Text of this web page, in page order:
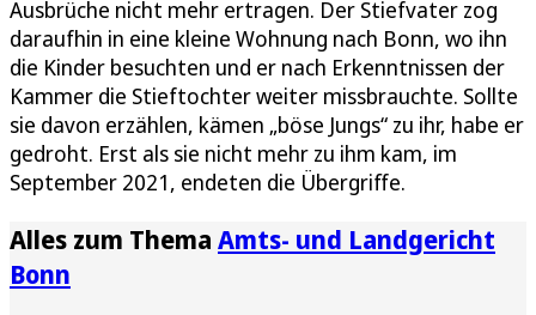
Ausbrüche nicht mehr ertragen. Der Stiefvater zog
daraufhin in eine kleine Wohnung nach Bonn, wo ihn
die Kinder besuchten und er nach Erkenntnissen der
Kammer die Stieftochter weiter missbrauchte. Sollte
sie davon erzählen, kämen „böse Jungs“ zu ihr, habe er
gedroht. Erst als sie nicht mehr zu ihm kam, im
September 2021, endeten die Übergriffe.
Alles zum Thema Amts- und Landgericht
Bonn